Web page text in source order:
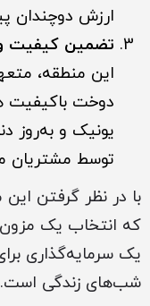
ارزش دوچندان
تضمین کیفیت
این منطقه،
دوخت باکیفیت
یونیک و به‌روز
توسط
با در نظر گرفتن
که انتخاب یک
یک سرمایه‌گذاری
شب‌های زندگی است.